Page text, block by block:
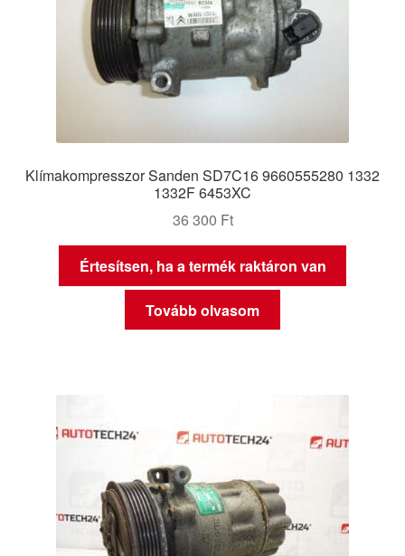
Klímakompresszor Sanden SD7C16 9660555280 1332
1332F 6453XC
36 300 Ft
Értesítsen, ha a termék raktáron van
Tovább olvasom